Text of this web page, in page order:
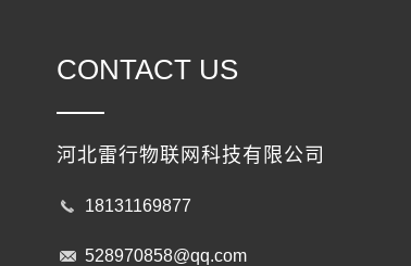
CONTACT US
河北雷行物联网科技有限公司
18131169877
528970858@qq.com